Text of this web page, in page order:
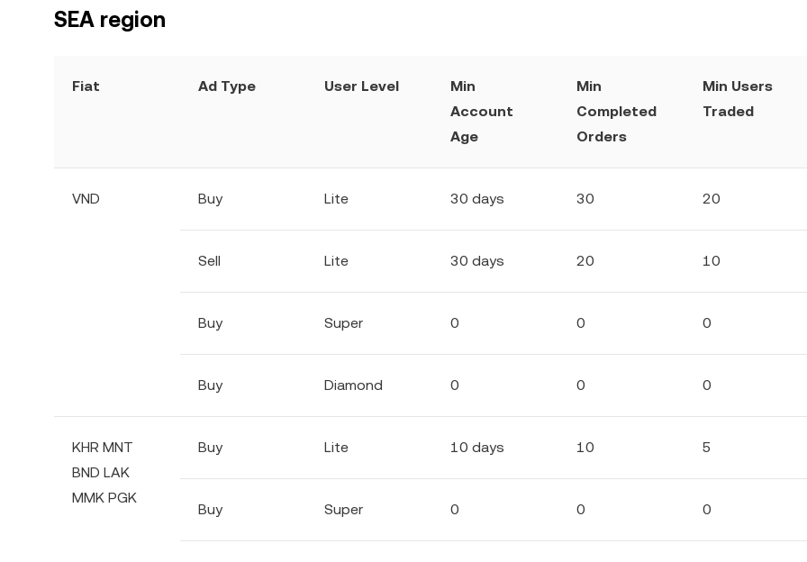
SEA region
Fiat Ad Type User Level
Min
Account
Age
Min
Completed
Orders
Min Users
Traded
VND Buy Lite 30 days 30 20
Sell Lite 30 days 20 10
Buy Super 0 0 0
Buy Diamond 0 0 0
KHR MNT
BND LAK
MMK PGK
Buy Lite 10 days 10 5
Buy Super 0 0 0